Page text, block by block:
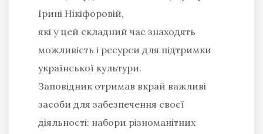
Ірині Нікіфоровій,
які у цей складний час знаходять
можливість і ресурси для підтримки
української культури.
Заповідник отримав вкрай важливі
засоби для забезпечення своєї
діяльності: набори різноманітних